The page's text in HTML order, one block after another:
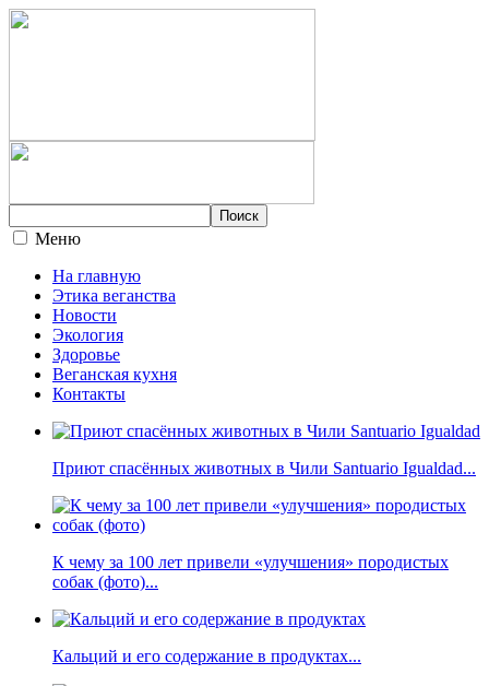
Меню
На главную
Этика веганства
Новости
Экология
Здоровье
Веганская кухня
Контакты
Приют спасённых животных в Чили Santuario Igualdad...
К чему за 100 лет привели «улучшения» породистых
собак (фото)...
Кальций и его содержание в продуктах...